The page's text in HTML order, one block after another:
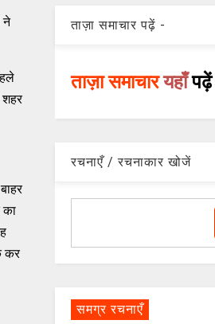
ने
शहर
का
कर
ताज़ा समाचार पढ़ें -
ताज़ा समाचारयहाँपढ़ें
रचनाएँ / रचनाकार खोजें
समग्र रचनाएँ